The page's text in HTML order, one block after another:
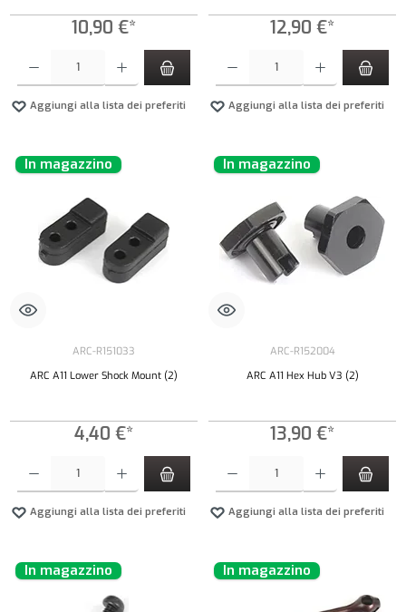
10,90 €*
Aggiungi alla lista dei preferiti
12,90 €*
Aggiungi alla lista dei preferiti
In magazzino
ARC-R151033
ARC A11 Lower Shock Mount (2)
4,40 €*
Aggiungi alla lista dei preferiti
In magazzino
ARC-R152004
ARC A11 Hex Hub V3 (2)
13,90 €*
Aggiungi alla lista dei preferiti
In magazzino In magazzino